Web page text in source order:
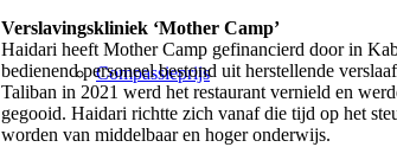
Compassieprijs
Verslavingskliniek ‘Mother Camp’
Haidari heeft Mother Camp gefinancierd door in
bedienend personeel bestond uit herstellende
Taliban in 2021 werd het restaurant vernield en
gegooid. Haidari richtte zich vanaf die tijd op het
worden van middelbaar en hoger onderwijs.